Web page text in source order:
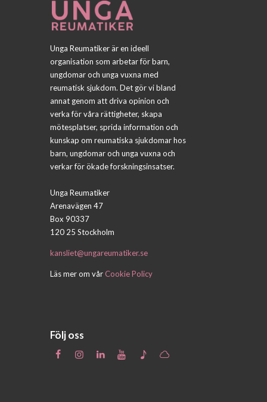
Unga Reumatiker är en ideell
organisation som arbetar för barn,
ungdomar och unga vuxna med
reumatisk sjukdom. Det gör vi bland
annat genom att driva opinion och
verka för våra rättigheter, skapa
mötesplatser, sprida information och
kunskap om reumatiska sjukdomar hos
barn, ungdomar och unga vuxna och
verkar för ökade forskningsinsatser.
Unga Reumatiker
Arenavägen 47
Box 90337
120 25 Stockholm
kansliet@ungareumatiker.se
Läs mer om vårCookie Policy
Följ oss